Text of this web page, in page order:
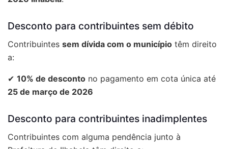
Desconto para contribuintes sem débito
Contribuintes sem dívida com o município têm direito
a:
✔ 10% de desconto no pagamento em cota única até
25 de março de 2026
Desconto para contribuintes inadimplentes
Contribuintes com alguma pendência junto à